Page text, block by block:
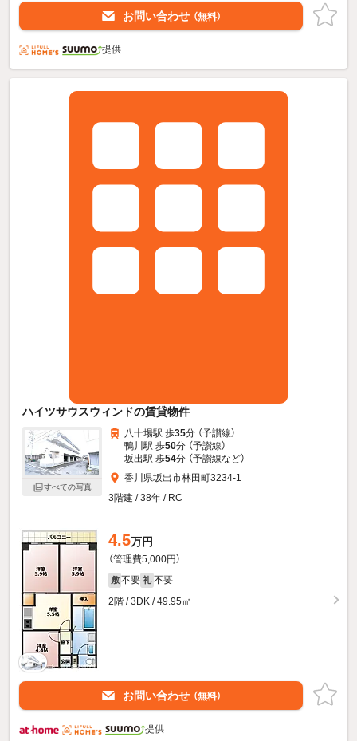
お問い合わせ （無料）
提供
ハイツサウスウィンドの賃貸物件
すべての写真
八十場駅 歩35分 （予讃線）
鴨川駅 歩50分 （予讃線）
坂出駅 歩54分 （予讃線など）
香川県坂出市林田町3234-1
3階建 / 38年 / RC
4.5万円
（管理費5,000円）
敷 不要 礼 不要
2階 / 3DK / 49.95㎡
お問い合わせ （無料）
提供